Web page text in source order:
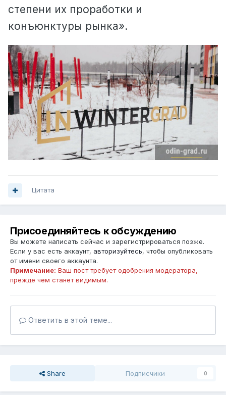
степени их проработки и
конъюнктуры рынка».
Цитата
Присоединяйтесь к обсуждению
Вы можете написать сейчас и зарегистрироваться позже.
Если у вас есть аккаунт, авторизуйтесь, чтобы опубликовать
от имени своего аккаунта.
Примечание: Ваш пост требует одобрения модератора,
прежде чем станет видимым.
Ответить в этой теме...
Share Подписчики 0